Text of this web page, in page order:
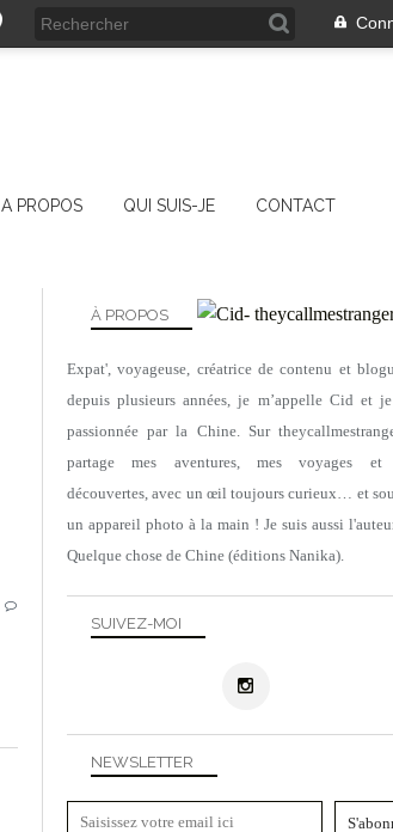
A PROPOS QUI SUIS-JE CONTACT
VIETNAM
NEWSLETTER
SUIVEZ-MOI
À PROPOS
Expat', voyageuse, créatrice de contenu et
depuis plusieurs années, je m’appelle Cid et
passionnée par la Chine. Sur
partage mes aventures, mes voyages et
découvertes, avec un œil toujours curieux… et
un appareil photo à la main ! Je suis aussi
Quelque chose de Chine (éditions Nanika).